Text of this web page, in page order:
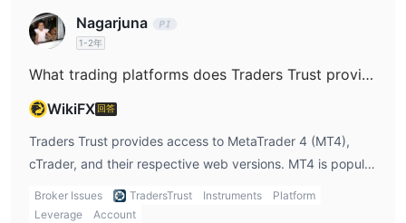
Nagarjuna
1-2年
What trading platforms does Traders Trust provide?
WikiFX 回答
Traders Trust provides access to MetaTrader 4 (MT4),
cTrader, and their respective web versions. MT4 is popular
globally for its user-friendly interface and is available on
desktop and mobile devices. cTrader offers advanced
Broker Issues TradersTrust Instruments
Platform
Leverage
Account